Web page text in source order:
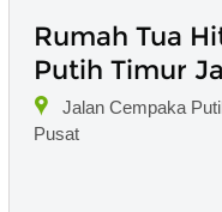
Rumah Tua
Putih Timur
Jalan Cempaka
Pusat